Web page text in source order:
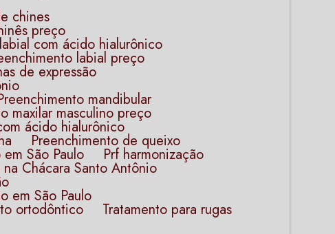
chines
preço
com ácido hialurônico
labial preço
de expressão
Preenchimento mandibular
maxilar masculino preço
ácido hialurônico
Preenchimento de queixo
em São Paulo Prf harmonização
na Chácara Santo Antônio
em São Paulo
ortodôntico​ Tratamento para rugas